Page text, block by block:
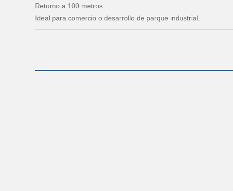
Retorno a 100 metros.
Ideal para comercio o desarrollo de parque industrial.